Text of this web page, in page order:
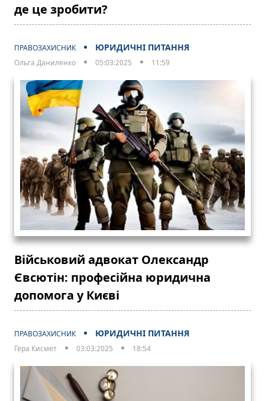
де це зробити?
ПРАВОЗАХИСНИК ЮРИДИЧНІ ПИТАННЯ
Ольга Даниленко 05:03:2025 11:59
Військовий адвокат Олександр
Євсютін: професійна юридична
допомога у Києві
ПРАВОЗАХИСНИК ЮРИДИЧНІ ПИТАННЯ
Гера Кисмет 03:03:2025 18:54